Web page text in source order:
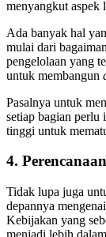
menyangkut aspek
Ada banyak hal
mulai dari
pengelolaan yang
untuk membangun
Pasalnya untuk
setiap bagian perlu
tinggi untuk
4.
Tidak lupa juga
depannya
Kebijakan yang
menjadi lebih